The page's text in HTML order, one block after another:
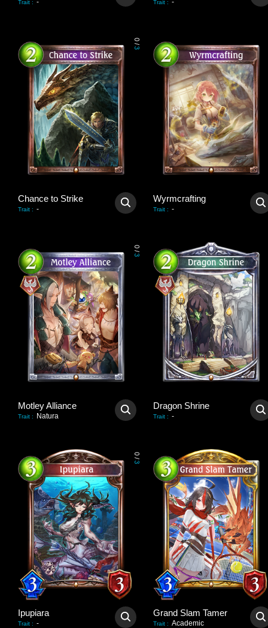
Trait : - Trait : -
0
/
3
Chance to Strike
Trait : -
Wyrmcrafting
Trait : -
0
/
3
Motley Alliance
Trait : Natura
Dragon Shrine
Trait : -
0
/
3
Ipupiara
Trait : -
Grand Slam Tamer
Trait : Academic